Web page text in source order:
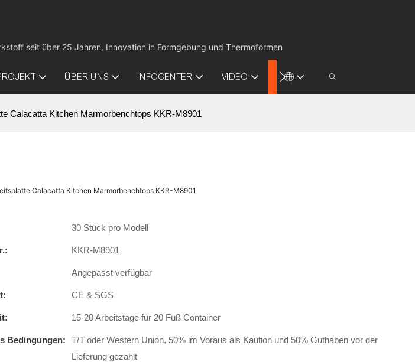
seit über 25 Jahren, Innovation in Formgebung und Thermoformen
ÜBER UNS INFOCENTER VIDEO KONTAKTIEREN SIE UNS
Calacatta Kitchen Marmorbenchtops KKR-M8901
Calacatta Kitchen Marmorbenchtops KKR-M8901
30 Stück pro Modell
KKR-M8901
Angepasst verfügbar
CE & SGS
15-20 Arbeitstage für 20 Fuß Container
Bedingungen:
T/T oder Western Union, 50% im Voraus als Kaution und 50% Guthaben vor der
Lieferung gezahlt